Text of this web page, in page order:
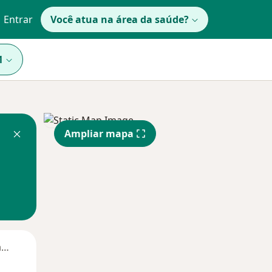
Entrar Você atua na área da saúde?
Segunda-feira
Ampliar mapa